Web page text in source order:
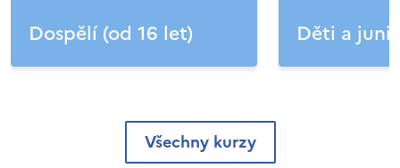
Dospělí (od 16 let) Děti a
Všechny kurzy